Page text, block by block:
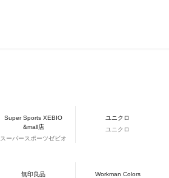
Super Sports XEBIO
&mall店
スーパースポーツゼビオ
ユニクロ
ユニクロ
無印良品
Workman Colors